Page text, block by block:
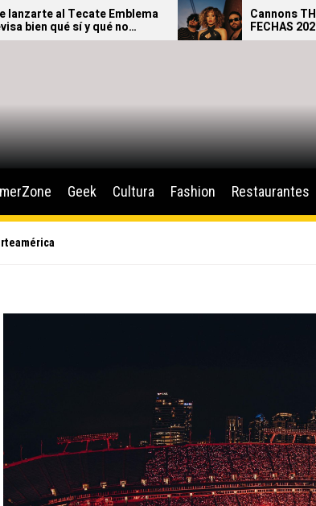
Cannons THE AFTERGLOW TOUR –
FECHAS 2026
Geek Cultura Fashion Restaurantes